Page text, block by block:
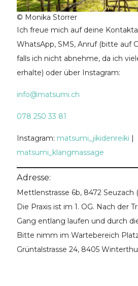
© Monika Storrer
Ich freue mich auf deine
WhatsApp, SMS, Anruf (bitte auf
falls ich nicht abnehme, da ich
erhalte) oder über Instagram:
info@matsumi.ch
078 250 33 81
Instagram: matsumi_jikidenreiki |
matsumi_klangmassage
Adresse:
Mettlenstrasse 6b, 8472 Seuzach
Die Praxis ist im 1. OG. Nach der
Gang entlang laufen und durch
Bitte nimm im Wartebereich
Grüntalstrasse 24, 8405